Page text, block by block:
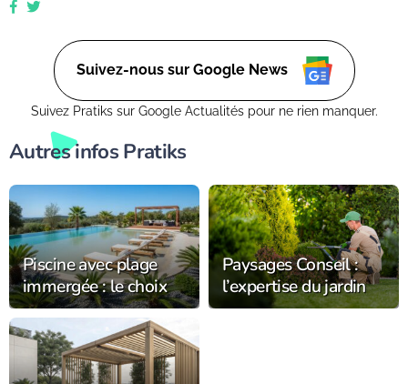
Que vous soyez novice ou expert, ensemble, nous
tous les jours. (Retrouvez moi aussi sur Ctendance.fr)
Suivez-nous sur Google News
Suivez Pratiks sur Google Actualités pour ne rien manquer.
Autres infos Pratiks
Piscine avec plage
immergée : le choix
tendance chez
Alliance Piscines
Paysages Conseil :
l’expertise du jardin
s’installe